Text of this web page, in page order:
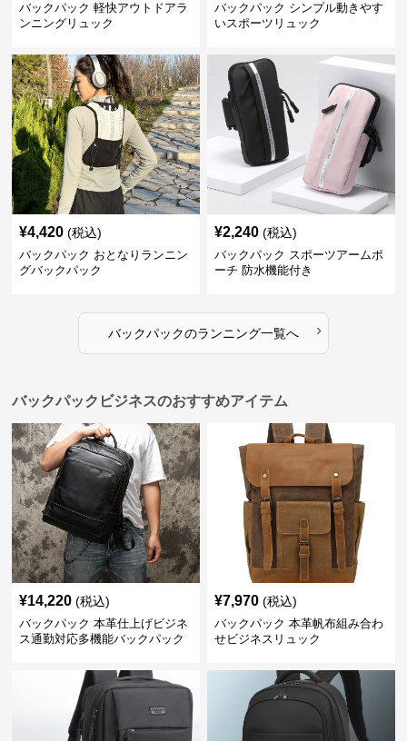
バックパック 軽快アウトドアラ
ンニングリュック
バックパック シンプル動きやす
いスポーツリュック
¥4,420 (税込)
バックパック おとなりランニン
グバックパック
¥2,240 (税込)
バックパック スポーツアームポ
ーチ 防水機能付き
バックパックのランニング一覧へ ›
バックパックビジネスのおすすめアイテム
¥14,220 (税込)
バックパック 本革仕上げビジネ
ス通勤対応多機能バックパック
¥7,970 (税込)
バックパック 本革帆布組み合わ
せビジネスリュック